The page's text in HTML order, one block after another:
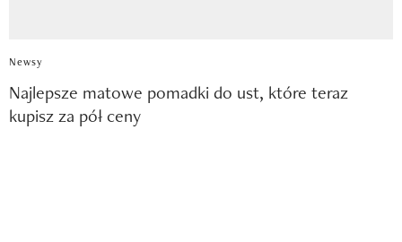
Newsy
Najlepsze matowe pomadki do ust, które teraz
kupisz za pół ceny